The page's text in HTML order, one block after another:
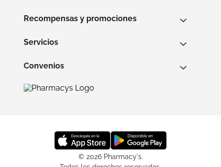
Recompensas y promociones
Servicios
Convenios
© 2026 Pharmacy's.